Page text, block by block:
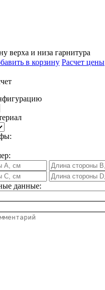
верха и низа гарнитура
в корзину Расчет цены
данные: